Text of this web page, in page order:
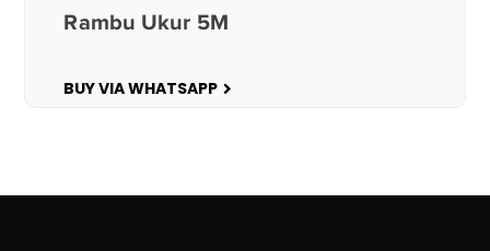
Rambu Ukur 5M
BUY VIA WHATSAPP